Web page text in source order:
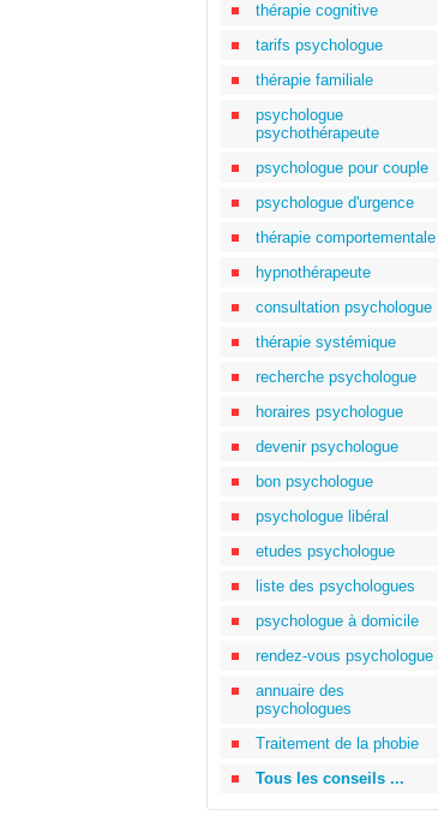
thérapie cognitive
tarifs psychologue
thérapie familiale
psychologue
psychothérapeute
psychologue pour couple
psychologue d'urgence
thérapie comportementale
hypnothérapeute
consultation psychologue
thérapie systémique
recherche psychologue
horaires psychologue
devenir psychologue
bon psychologue
psychologue libéral
etudes psychologue
liste des psychologues
psychologue à domicile
rendez-vous psychologue
annuaire des
psychologues
Traitement de la phobie
Tous les conseils ...